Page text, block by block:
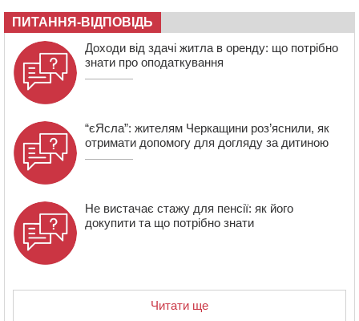
ПИТАННЯ-ВІДПОВІДЬ
Доходи від здачі житла в оренду: що потрібно
знати про оподаткування
“єЯсла”: жителям Черкащини роз’яснили, як
отримати допомогу для догляду за дитиною
Не вистачає стажу для пенсії: як його
докупити та що потрібно знати
Читати ще